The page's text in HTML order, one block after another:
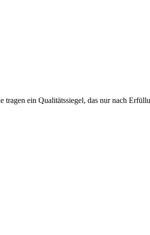
ein Qualitätssiegel, das nur nach